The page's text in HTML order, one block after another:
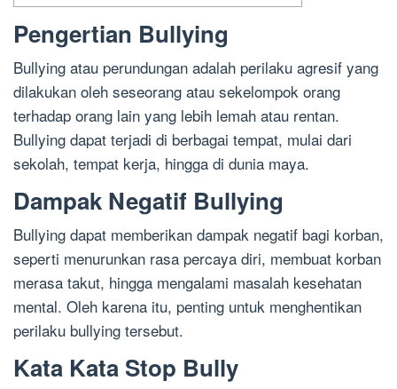
Pengertian Bullying
Bullying atau perundungan adalah perilaku agresif yang
dilakukan oleh seseorang atau sekelompok orang
terhadap orang lain yang lebih lemah atau rentan.
Bullying dapat terjadi di berbagai tempat, mulai dari
sekolah, tempat kerja, hingga di dunia maya.
Dampak Negatif Bullying
Bullying dapat memberikan dampak negatif bagi korban,
seperti menurunkan rasa percaya diri, membuat korban
merasa takut, hingga mengalami masalah kesehatan
mental. Oleh karena itu, penting untuk menghentikan
perilaku bullying tersebut.
Kata Kata Stop Bully